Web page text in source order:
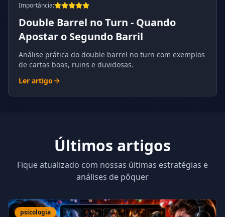
Importância:
Double Barrel no Turn - Quando
Apostar o Segundo Barril
Análise prática do double barrel no turn com exemplos
de cartas boas, ruins e duvidosas.
Ler artigo
Últimos artigos
Fique atualizado com nossas últimas estratégias e
análises de pôquer
psicologia